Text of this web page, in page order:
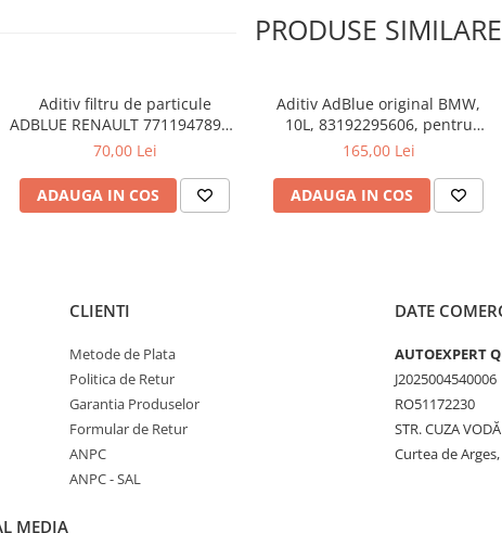
în sistemul de spălare parbriz.
PRODUSE SIMILARE
Aditiv filtru de particule
ADBLUE RENAULT 7711947890 -
5 Litri
70,00 Lei
ADAUGA IN COS
Aditiv AdBlue original BMW,
10L, 83192295606, pentru
motoarele diesel Euro 6
165,00 Lei
ADAUGA IN COS
CLIENTI
Metode de Plata
Politica de Retur
Garantia Produselor
Formular de Retur
ANPC
ANPC - SAL
DATE
AUTOEXPERT
J2025004540006
RO51172230
STR. CUZA VODĂ
Curtea de
MEDIA